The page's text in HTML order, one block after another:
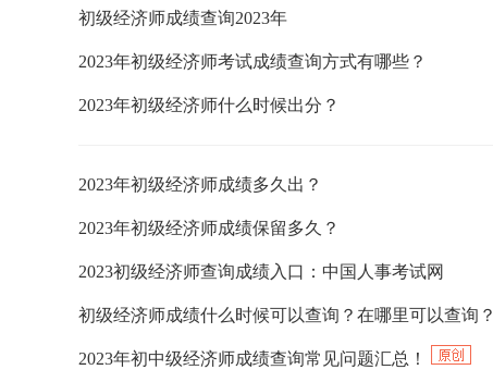
初级经济师成绩查询2023年
2023年初级经济师考试成绩查询方式有哪些？
2023年初级经济师什么时候出分？
2023年初级经济师成绩多久出？
2023年初级经济师成绩保留多久？
2023初级经济师查询成绩入口：中国人事考试网
初级经济师成绩什么时候可以查询？在哪里可以查询？
2023年初中级经济师成绩查询常见问题汇总！